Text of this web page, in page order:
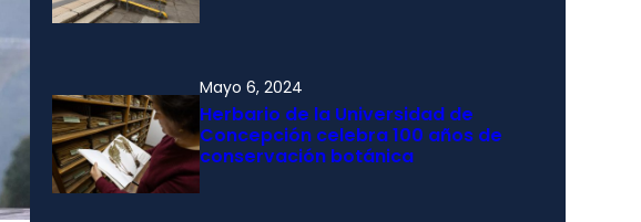
Mayo 6, 2024
Herbario de la Universidad de
Concepción celebra 100 años de
conservación botánica